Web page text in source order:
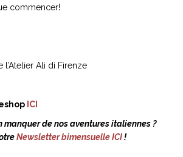
commencer!
l’Atelier Ali di Firenze
ICI
manquer de nos aventures italiennes ?
Newsletter bimensuelle ICI!